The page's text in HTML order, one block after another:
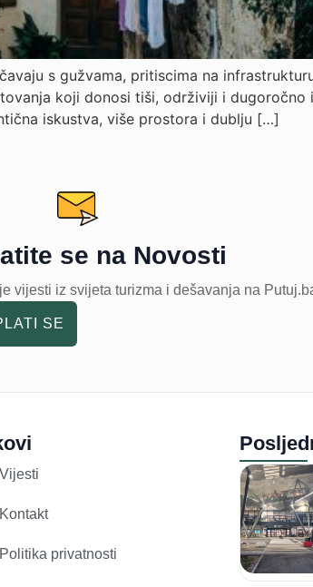
s gužvama, pritiscima na
koji donosi tiši, održiviji i
iskustva, više prostora i dublju […]
se na Novosti
vijesti iz svijeta turizma i dešavanja na
SE
Vijesti
Kontakt
Politika privatnosti